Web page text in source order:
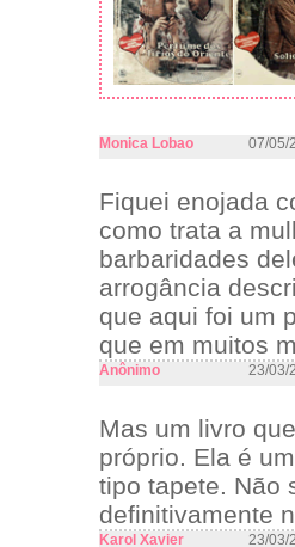
Monica Lobao 07/05/
Fiquei enojada
como trata a
barbaridades
arrogância
que aqui foi um
que em muitos
Anônimo 23/03/
Mas um livro
próprio. Ela é
tipo tapete. Não
definitivamente
Karol Xavier 23/03/